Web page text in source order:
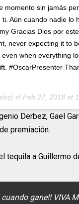
momento sin jamás
Aún cuando nadie lo
Gracias Dios por
never expecting it to
when everything
#OscarPresenter
el Feb 27, 2018 at
Derbez, Gael
premiación.
tequila a Guillermo
cuando gane!! VIVA